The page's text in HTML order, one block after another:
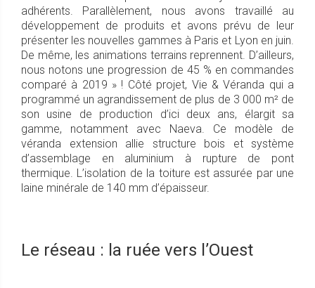
adhérents. Parallèlement, nous avons travaillé au
développement de produits et avons prévu de leur
présenter les nouvelles gammes à Paris et Lyon en juin.
De même, les animations terrains reprennent. D’ailleurs,
nous notons une progression de 45 % en commandes
comparé à 2019 » ! Côté projet, Vie & Véranda qui a
programmé un agrandissement de plus de 3 000 m² de
son usine de production d’ici deux ans, élargit sa
gamme, notamment avec Naeva. Ce modèle de
véranda extension allie structure bois et système
d’assemblage en aluminium à rupture de pont
thermique. L’isolation de la toiture est assurée par une
laine minérale de 140 mm d’épaisseur.
Le réseau : la ruée vers l’Ouest